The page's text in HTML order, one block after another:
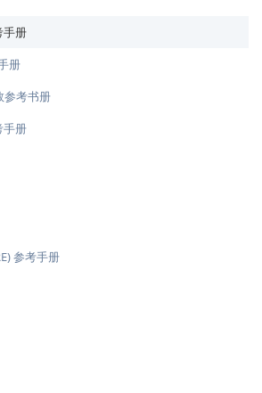
手册
册
参考书册
手册
参考手册